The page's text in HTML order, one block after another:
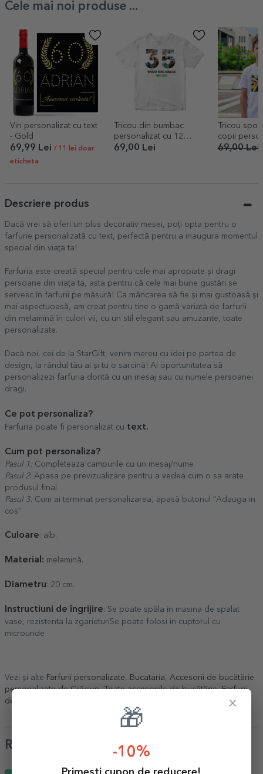
Cele mai noi produse ...
Vin personalizat cu text
- Gold
69,99 Lei / 11 lei doar
eticheta
Tricou din bumbac
personalizat cu 12
poze și mesaj - 35 de
69,00 Lei
Tricou
copii
poză
69,00 Lei
Descriere produs
Dacă vrei să oferi un plus decorativ mesei, poți opta pentru o
farfurie personalizată cu text, perfectă pentru a inaugura momentul
special din viața ta!
Farfuria este creată special pentru cele mai apropiate și dragi
persoane din viața ta, asta pentru că cele mai bune gustări se
servesc în farfurii pe măsură! Ca mâncarea să fie și mai gustoasă și
mai aspectuoasă, am creat pentru tine o gamă variată de farfurii
din melamină în culori vii, cu un stil elegant sau amuzante, toate
personalizate.
Dacă noi, cei de la StarGift, venim mereu cu idei pe partea de
design, la rândul tău ai și tu o sarcină! Ai oportunitatea să
personalizezi farfuria dorită cu un mesaj sau cu numele persoanei
dragi.
Ce pot personaliza?
Farfuria poate fi personalizat cu text.
Cum pot personaliza?
Pasul 1: Completeaza campurile cu un mesaj/nume
Pasul 2: Apasa pe previzualizare pentru a vedea cum o sa arate
produsul final
Pasul 3: Cum ai terminat personalizarea, apasă butonul "Adauga in
cos"
Culoare: alb.
Material: melamină.
Diametru: 20 cm.
Instructiuni de îngrijire: Se poate spăla în masina de spalat
vase, rezistenta la zgarieturiSe poate folosi in cuptorul cu
microunde
Vezi și alte Farfurii personalizate, Bucataria, Accesorii de bucătărie
personalizate de Crăciun,Toate accesoriile de bucătărie,Farfurii
de Crăciun
Review-uri
×
🎁
-10%